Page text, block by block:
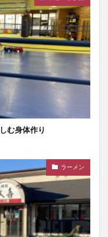
む身体作り
ラーメン